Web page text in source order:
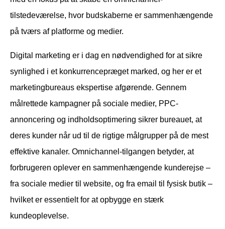
tilstedeværelse, hvor budskaberne er sammenhængende
på tværs af platforme og medier.
Digital marketing er i dag en nødvendighed for at sikre
synlighed i et konkurrencepræget marked, og her er et
marketingbureaus ekspertise afgørende. Gennem
målrettede kampagner på sociale medier, PPC-
annoncering og indholdsoptimering sikrer bureauet, at
deres kunder når ud til de rigtige målgrupper på de mest
effektive kanaler. Omnichannel-tilgangen betyder, at
forbrugeren oplever en sammenhængende kunderejse –
fra sociale medier til website, og fra email til fysisk butik –
hvilket er essentielt for at opbygge en stærk
kundeoplevelse.